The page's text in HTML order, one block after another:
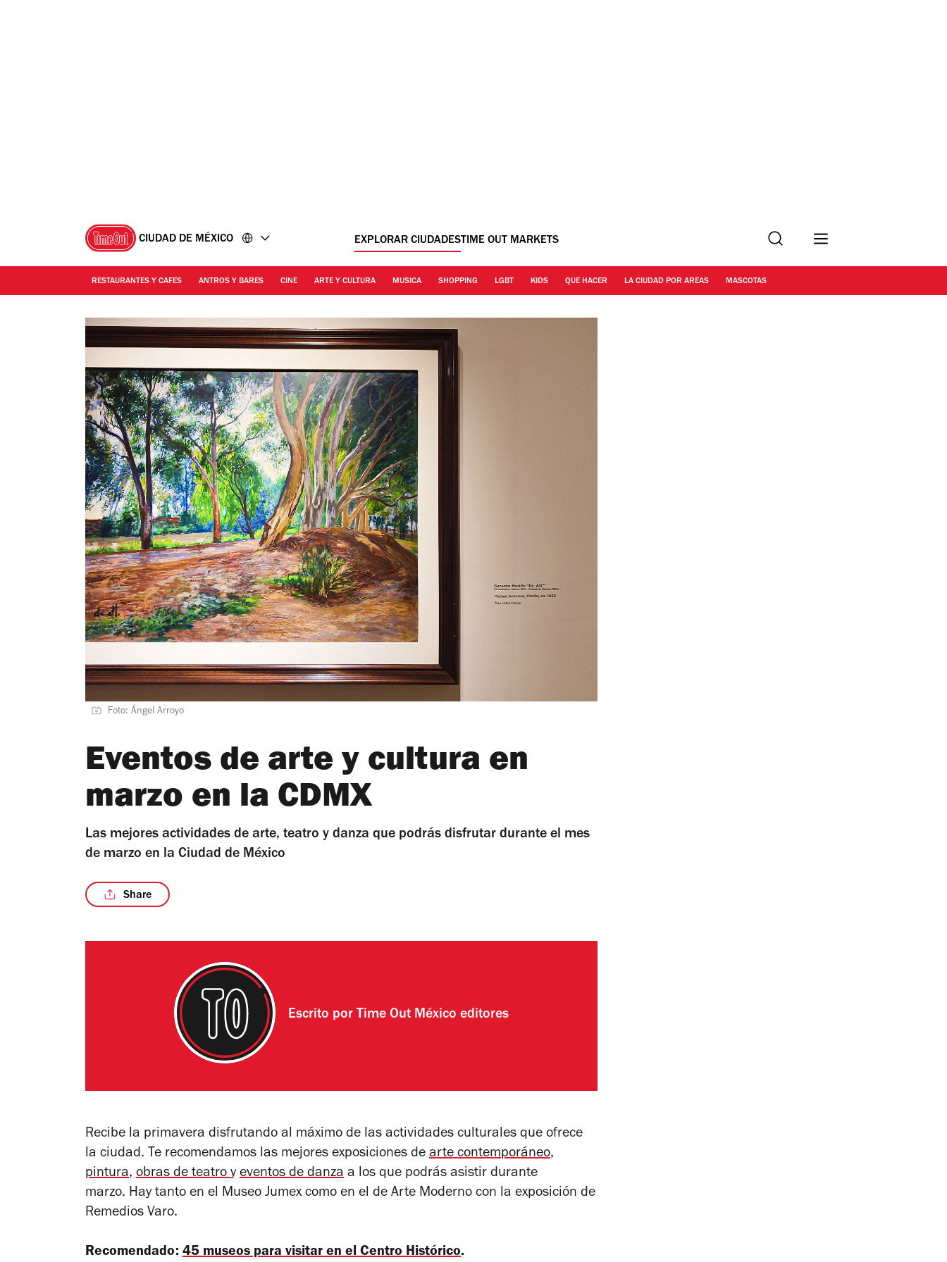
CIUDAD DE MÉXICO EXPLORAR CIUDADESTIME OUT MARKETS Buscar
RESTAURANTES Y CAFES ANTROS Y BARES CINE ARTE Y CULTURA MUSICA SHOPPING LGBT KIDS QUE HACER LA CIUDAD POR AREAS MASCOTAS
Foto: Ángel Arroyo
Eventos de arte y cultura en
marzo en la CDMX
Las mejores actividades de arte, teatro y danza que podrás disfrutar durante el mes
de marzo en la Ciudad de México
Share
Escrito por Time Out México editores
Recibe la primavera disfrutando al máximo de las actividades culturales que ofrece
la ciudad. Te recomendamos las mejores exposiciones de arte contemporáneo,
pintura, obras de teatroy eventos de danza a los que podrás asistir durante
marzo. Hay tanto en el Museo Jumex como en el de Arte Moderno con la exposición de
Remedios Varo.
Recomendado: 45 museos para visitar en el Centro Histórico.